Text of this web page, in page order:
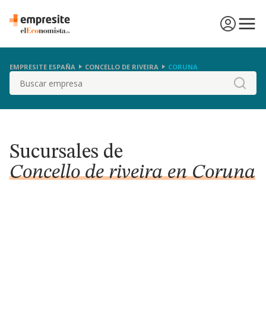
EMPRESITE ESPAÑA CONCELLO DE RIVEIRA CORUNA
Buscar
Sucursales de
Concello de riveira en Coruna